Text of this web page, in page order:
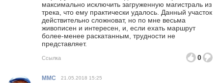
максимально исключить загруженную магистраль из
трека, что ему практически удалось. Данный участок
действительно сложноват, но по мне весьма
живописен и интересен, и, если ехать маршрут
более-менее раскатанным, трудности не
представляет.
Ссылка 0
MMC 21.05.2018 15:25